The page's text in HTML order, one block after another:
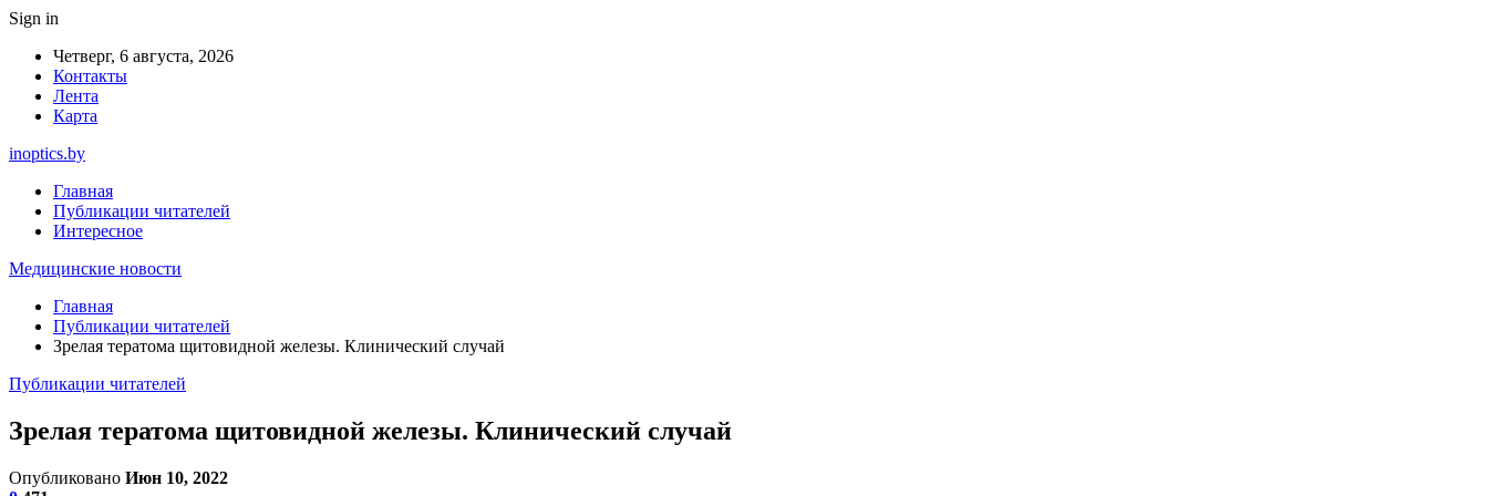
Sign in
Четверг, 6 августа, 2026
Контакты
Лента
Карта
inoptics.by
Главная
Публикации читателей
Интересное
Медицинские новости
Главная
Публикации читателей
Зрелая тератома щитовидной железы. Клинический случай
Публикации читателей
Зрелая тератома щитовидной железы. Клинический случай
Опубликовано Июн 10, 2022